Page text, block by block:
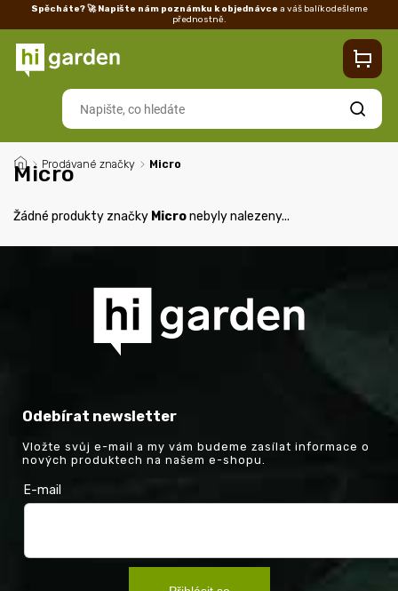
Spěcháte? 🚀 Napište nám poznámku k objednávce a váš balík odešleme
přednostně.
Vrácení/reklamace
Hledat
/ Prodávané značky / Micro
Micro
Žádné produkty značky Micronebyly nalezeny...
Odebírat newsletter
Vložte svůj e-mail a my vám budeme zasílat informace o
nových produktech na našem e-shopu.
E-mail